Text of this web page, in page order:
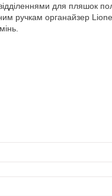
для пляшок
ручкам органайзер